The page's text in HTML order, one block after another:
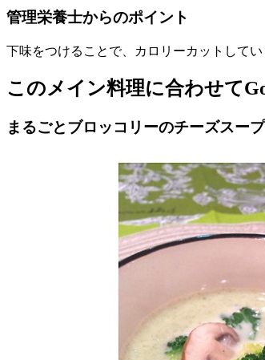
管理栄養士からのポイント
下味をつけることで、カロリーカットして
このメイン料理に合わせて
まるごとブロッコリーのチーズスープ